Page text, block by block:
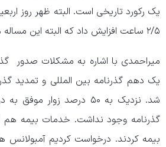
۲/۵ ساعت افزایش داد که البته این مساله هم به سرعت رفع شد.
میراحمدی با اشاره به مشکلات صدور
شد. نزدیک به ۵۰ درصد
بیمه کردند. درخواست کردیم آمبولانس